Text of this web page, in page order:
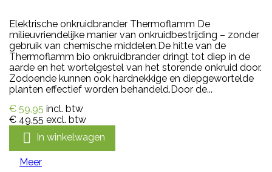
Elektrische onkruidbrander Thermoflamm De
milieuvriendelijke manier van onkruidbestrijding – zonder
gebruik van chemische middelen.De hitte van de
Thermoflamm bio onkruidbrander dringt tot diep in de
aarde en het wortelgestel van het storende onkruid door.
Zodoende kunnen ook hardnekkige en diepgewortelde
planten effectief worden behandeld.Door de...
€ 59,95 incl. btw
€ 49,55 excl. btw
 In winkelwagen
Meer